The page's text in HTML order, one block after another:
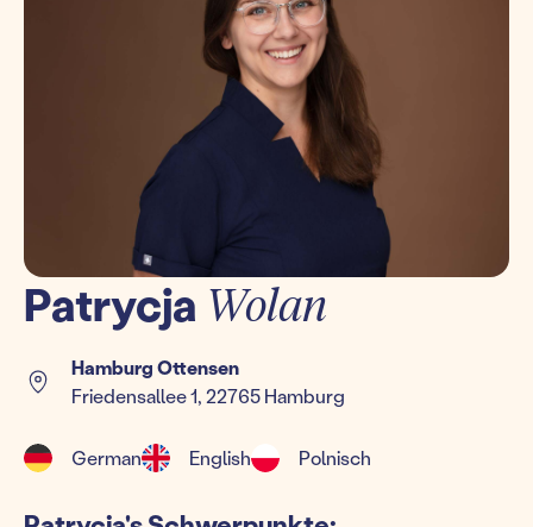
Patrycja Wolan
Hamburg Ottensen
Friedensallee 1, 22765 Hamburg
German English Polnisch